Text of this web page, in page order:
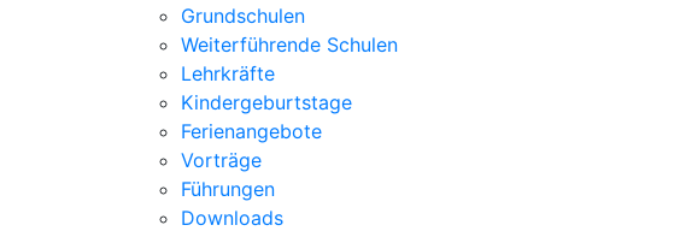
Grundschulen
Weiterführende Schulen
Lehrkräfte
Kindergeburtstage
Ferienangebote
Vorträge
Führungen
Downloads